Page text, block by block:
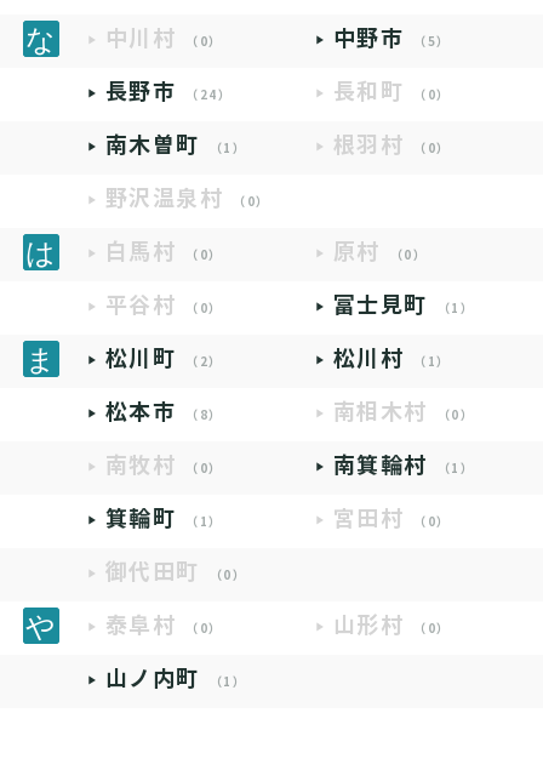
中川村 （0） 中野市 （5）
長野市 （24） 長和町 （0）
南木曽町 （1） 根羽村 （0）
野沢温泉村 （0）
白馬村 （0） 原村 （0）
平谷村 （0） 富士見町 （1）
松川町 （2） 松川村 （1）
松本市 （8） 南相木村 （0）
南牧村 （0） 南箕輪村 （1）
箕輪町 （1） 宮田村 （0）
御代田町 （0）
泰阜村 （0） 山形村 （0）
山ノ内町 （1）